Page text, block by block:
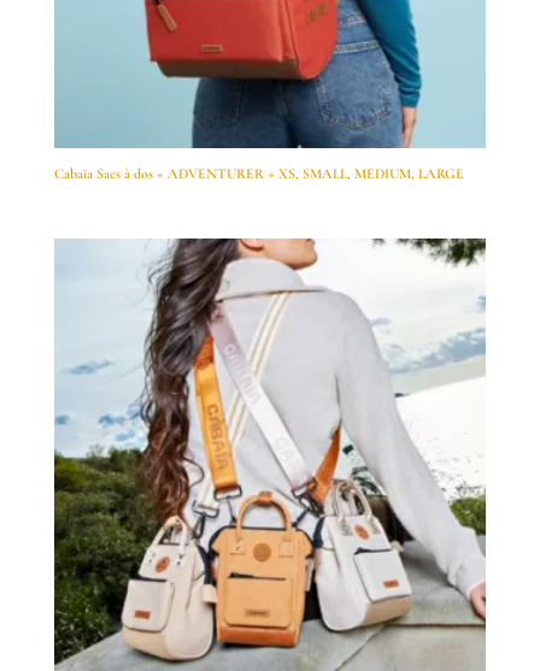
Cabaïa Sacs à dos « ADVENTURER » XS, SMALL, MEDIUM, LARGE